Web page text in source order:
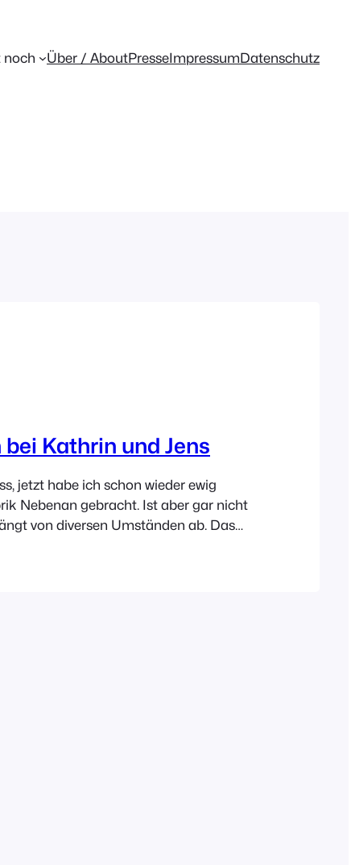
noch Über / AboutPresseImpressumDatenschutz
Kathrin und Jens
jetzt habe ich schon wieder ewig
Nebenan gebracht. Ist aber gar nicht
von diversen Umständen ab. Das
die Bewohner der vorzustellenden